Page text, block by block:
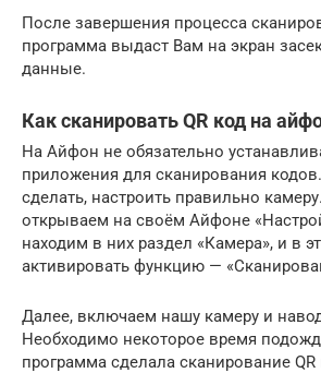
После завершения процесса
программа выдаст Вам на экран
данные.
Как сканировать QR код на
На Айфон не обязательно
приложения для сканирования
сделать, настроить правильно
открываем на своём Айфоне
находим в них раздел «Камера», и в
активировать функцию —
Далее, включаем нашу камеру и
Необходимо некоторое время
программа сделала сканирование QR